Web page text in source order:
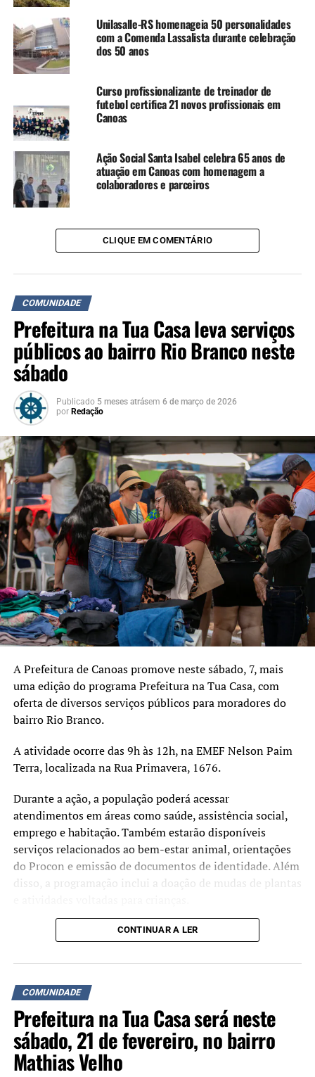
Unilasalle-RS homenageia 50 personalidades
com a Comenda Lassalista durante celebração
dos 50 anos
Curso profissionalizante de treinador de
futebol certifica 21 novos profissionais em
Canoas
Ação Social Santa Isabel celebra 65 anos de
atuação em Canoas com homenagem a
colaboradores e parceiros
CLIQUE EM COMENTÁRIO
COMUNIDADE
Prefeitura na Tua Casa leva serviços
públicos ao bairro Rio Branco neste
sábado
Publicado 5 meses atrásem 6 de março de 2026
por Redação
A Prefeitura de Canoas promove neste sábado, 7, mais
uma edição do programa Prefeitura na Tua Casa, com
oferta de diversos serviços públicos para moradores do
bairro Rio Branco.
A atividade ocorre das 9h às 12h, na EMEF Nelson Paim
Terra, localizada na Rua Primavera, 1676.
Durante a ação, a população poderá acessar
atendimentos em áreas como saúde, assistência social,
emprego e habitação. Também estarão disponíveis
serviços relacionados ao bem-estar animal, orientações
do Procon e emissão de documentos de identidade. Além
disso, a programação inclui a doação de mudas de plantas
A iniciativa busca aproximar os serviços da
acesso da população a atendimentos públicos. De acordo
com a prefeitura, o evento será cancelado em caso de
chuva.
CONTINUAR A LER
COMUNIDADE
Prefeitura na Tua Casa será neste
sábado, 21 de fevereiro, no bairro
Mathias Velho